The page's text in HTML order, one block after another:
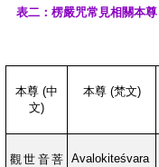
表二：楞嚴咒常見相關本尊
本尊 (中
文)
本尊(梵文)
觀世音菩 Avalokiteśvara